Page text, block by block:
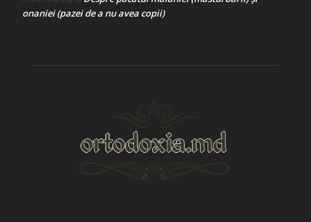
onaniei (pazei de a nu avea copii)